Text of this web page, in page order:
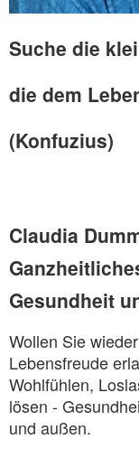
Suche die
die dem
(Konfuzius)
Claudia
Gesundheit
Wollen Sie
Lebensfreude
Wohlfühlen,
lösen -
und außen.